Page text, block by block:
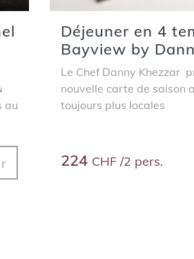
au
Déjeuner en 4
Bayview by
Le Chef Danny Khezzar
nouvelle carte de saison
toujours plus locales
224 CHF /2 pers.